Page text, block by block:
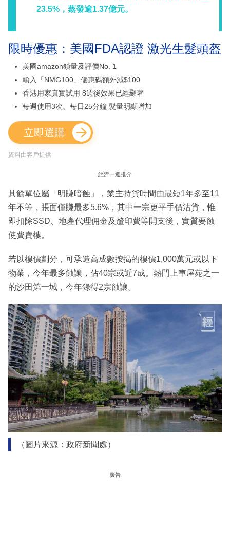
23.5%，蒸發逾1.37億元。
限時優惠：美國FDA認證 激光生髮頭盔
美國amazon鎖量及評價No. 1
輸入「NMG100」優惠碼額外減$100
香港用家真實試用 8週後效果已經顯著
每週使用3次、每日25分鐘 髮量明顯增加
立即選購
資料由客戶提供
經濟一週推介
其餘單位屬「明賺暗蝕」，業主持貨時間由最短1年多至11
年不等，賬面僅賺最多5.6%，其中一宗更平手價沽貨，惟
即扣除SSD、地產代理佣金及釐印費等開支後，實質要蝕
使費賣樓。
若以樓價劃分，可承造高成數按揭的樓價1,000萬元或以下
物業，今年最多蝕讓，佔40宗或近7成。熱門上車屋苑之一
的沙田第一城，今年錄得2宗蝕讓。
（圖片來源：政府新聞處）
廣告